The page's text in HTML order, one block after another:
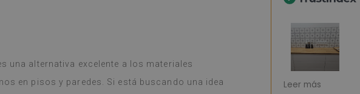
una alternativa excelente a los materiales
en pisos y paredes. Si está buscando una idea
Baldosas de
Leer más